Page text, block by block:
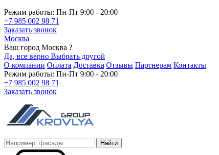
Режим работы: Пн-Пт 9:00 - 20:00
+7 985 002 98 71
Заказать звонок
Москва
Ваш город Москва ?
Да, все верно Выбрать другой
О компании Оплата Доставка Отзывы Партнерам Контакты
Режим работы: Пн-Пт 9:00 - 20:00
+7 985 002 98 71
Заказать звонок
Найти